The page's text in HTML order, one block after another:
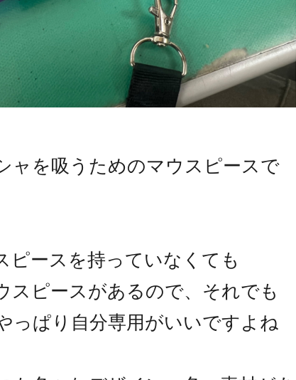
ャを吸うためのマウスピースで
ピースを持っていなくても
スピースがあるので、それでも
っぱり自分専用がいいですよね